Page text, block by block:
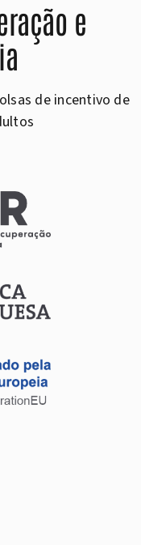
e
de incentivo de